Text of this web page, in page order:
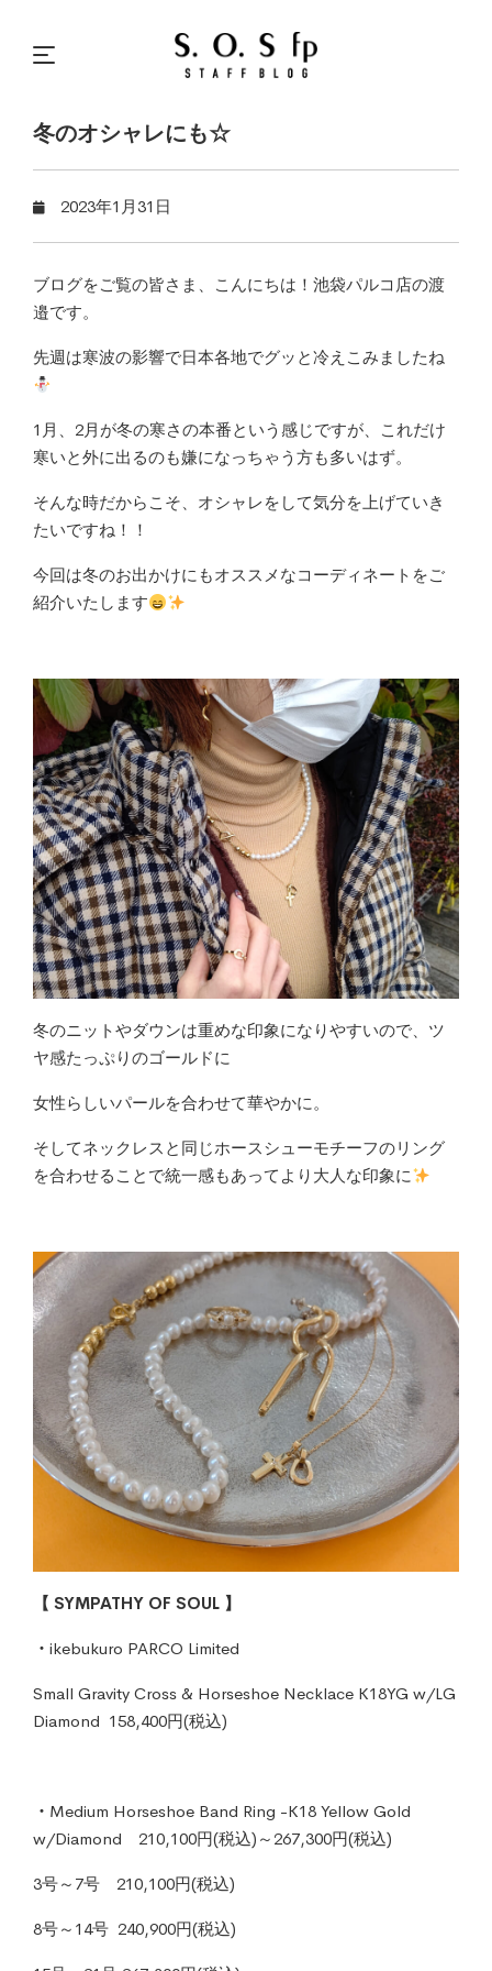
冬のオシャレにも☆
2023年1月31日
ブログをご覧の皆さま、こんにちは！池袋パルコ店の渡
邉です。
先週は寒波の影響で日本各地でグッと冷えこみましたね
1月、2月が冬の寒さの本番という感じですが、これだけ
寒いと外に出るのも嫌になっちゃう方も多いはず。
そんな時だからこそ、オシャレをして気分を上げていき
たいですね！！
今回は冬のお出かけにもオススメなコーディネートをご
紹介いたします
冬のニットやダウンは重めな印象になりやすいので、ツ
ヤ感たっぷりのゴールドに
女性らしいパールを合わせて華やかに。
そしてネックレスと同じホースシューモチーフのリング
を合わせることで統一感もあってより大人な印象に
【 SYMPATHY OF SOUL 】
・ ikebukuro PARCO Limited
Small Gravity Cross & Horseshoe Necklace K18YG w/LG
Diamond 158,400円(税込)
・ Medium Horseshoe Band Ring -K18 Yellow Gold
w/Diamond 210,100円(税込)～267,300円(税込)
3号～7号 210,100円(税込)
8号～14号 240,900円(税込)